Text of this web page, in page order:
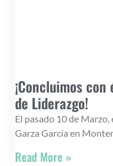
¡Concluimos
de Liderazgo!
El pasado 10 de
Garza García en
Read More »